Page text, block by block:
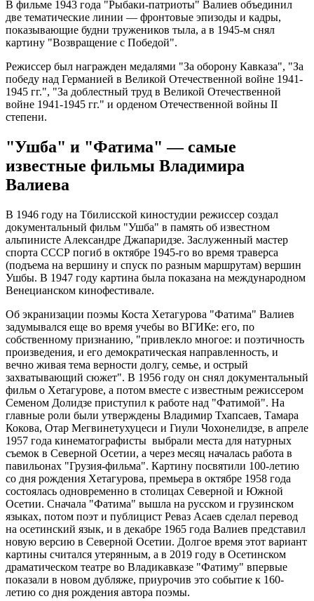
В фильме 1943 года "Рыбаки-патриоты" Валиев объединил
две тематические линии — фронтовые эпизоды и кадры,
показывающие будни тружеников тыла, а в 1945-м снял
картину "Возвращение с Победой".
Режиссер был награжден медалями "За оборону Кавказа", "За
победу над Германией в Великой Отечественной войне 1941-
1945 гг.", "За доблестный труд в Великой Отечественной
войне 1941-1945 гг." и орденом Отечественной войны II
степени.
"Ушба" и "Фатима" — самые
известные фильмы Владимира
Валиева
В 1946 году на Тбилисской киностудии режиссер создал
документальный фильм "Ушба" в память об известном
альпинисте Александре Джапаридзе. Заслуженный мастер
спорта СССР погиб в октябре 1945-го во время траверса
(подъема на вершину и спуск по разным маршрутам) вершин
Ушбы. В 1947 году картина была показана на международном
Венецианском кинофестивале.
Об экранизации поэмы Коста Хетагурова "Фатима" Валиев
задумывался еще во время учебы во ВГИКе: его, по
собственному признанию, "привлекло многое: и поэтичность
произведения, и его демократическая направленность, и
вечно живая тема верности долгу, семье, и острый
захватывающий сюжет". В 1956 году он снял документальный
фильм о Хетагурове, а потом вместе с известным режиссером
Семеном Долидзе приступил к работе над "Фатимой". На
главные роли были утверждены Владимир Тхапсаев, Тамара
Кокова, Отар Мегвинетухуцеси и Гиули Чохонелидзе, в апреле
1957 года кинематографисты выбрали места для натурных
съемок в Северной Осетии, а через месяц началась работа в
павильонах "Грузия-фильма". Картину посвятили 100-летию
со дня рождения Хетагурова, премьера в октябре 1958 года
состоялась одновременно в столицах Северной и Южной
Осетии. Сначала "Фатима" вышла на русском и грузинском
языках, потом поэт и публицист Реваз Асаев сделал перевод
на осетинский язык, и в декабре 1965 года Валиев представил
новую версию в Северной Осетии. Долгое время этот вариант
картины считался утерянным, а в 2019 году в Осетинском
драматическом театре во Владикавказе "Фатиму" впервые
показали в новом дубляже, приурочив это событие к 160-
летию со дня рождения автора поэмы.